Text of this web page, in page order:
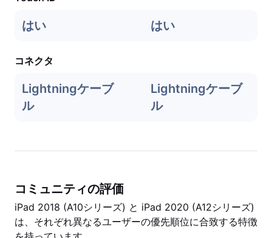
はい はい
コネクタ
Lightningケーブ
ル
Lightningケーブ
ル
コミュニティの評価
iPad 2018 (A10シリーズ) と iPad 2020 (A12シリーズ)
は、それぞれ異なるユーザーの優先順位に合致する特徴